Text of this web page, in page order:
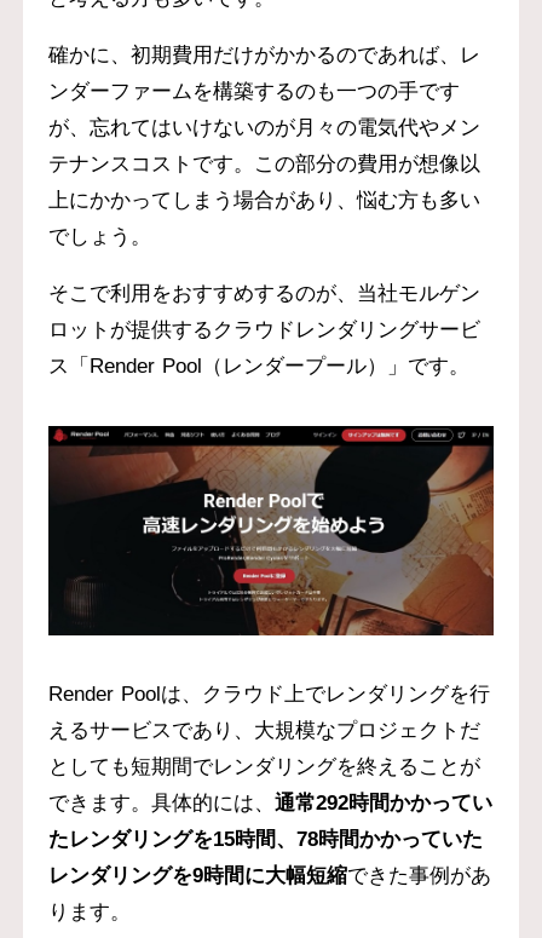
確かに、初期費用だけがかかるのであれば、レ
ンダーファームを構築するのも一つの手です
が、忘れてはいけないのが月々の電気代やメン
テナンスコストです。この部分の費用が想像以
上にかかってしまう場合があり、悩む方も多い
でしょう。
そこで利用をおすすめするのが、当社モルゲン
ロットが提供するクラウドレンダリングサービ
ス「Render Pool（レンダープール）」です。
Render Poolは、クラウド上でレンダリングを行
えるサービスであり、大規模なプロジェクトだ
としても短期間でレンダリングを終えることが
できます。具体的には、 通常292時間かかってい
たレンダリングを15時間、78時間かかっていた
レンダリングを9時間に大幅短縮できた事例があ
ります。